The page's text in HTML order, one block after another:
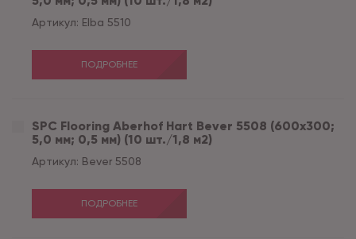
Артикул: Elba 5510
ПОДРОБНЕЕ
SPC Flooring Aberhof Hart Bever 5508 (600х300;
5,0 мм; 0,5 мм) (10 шт./1,8 м2)
Артикул: Bever 5508
ПОДРОБНЕЕ